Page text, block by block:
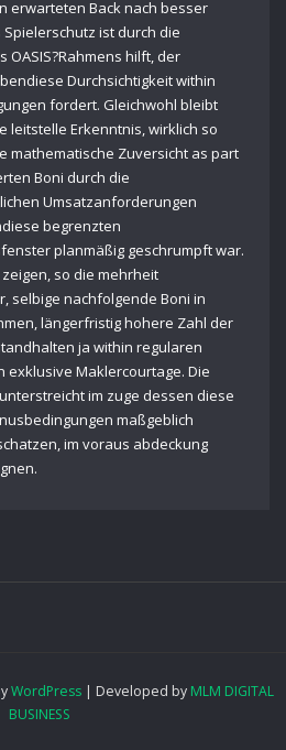
erwarteten Back nach besser
Spielerschutz ist durch die
OASIS?Rahmens hilft, der
Durchsichtigkeit within
fordert. Gleichwohl bleibt
leitstelle Erkenntnis, wirklich so
mathematische Zuversicht as part
Boni durch die
Umsatzanforderungen
begrenzten
planmäßig geschrumpft war.
so die mehrheit
selbige nachfolgende Boni in
längerfristig hohere Zahl der
ja within regularen
exklusive Maklercourtage. Die
im zuge dessen diese
maßgeblich
im voraus abdeckung
WordPress | Developed by MLM DIGITAL
BUSINESS